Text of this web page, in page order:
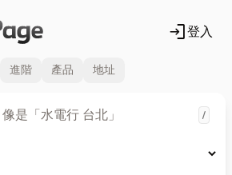
login登入
進階 產品 地址
/